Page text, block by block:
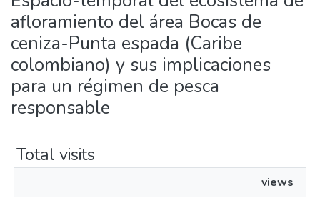
afloramiento del área Bocas de
ceniza-Punta espada (Caribe
colombiano) y sus implicaciones
para un régimen de pesca
responsable
Total visits
views